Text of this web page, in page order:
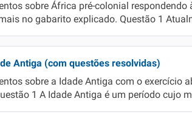
sobre África pré-colonial
no gabarito explicado. Questão 1
Antiga (com questões resolvidas)
sobre a Idade Antiga com o exercício
1 A Idade Antiga é um período cujo